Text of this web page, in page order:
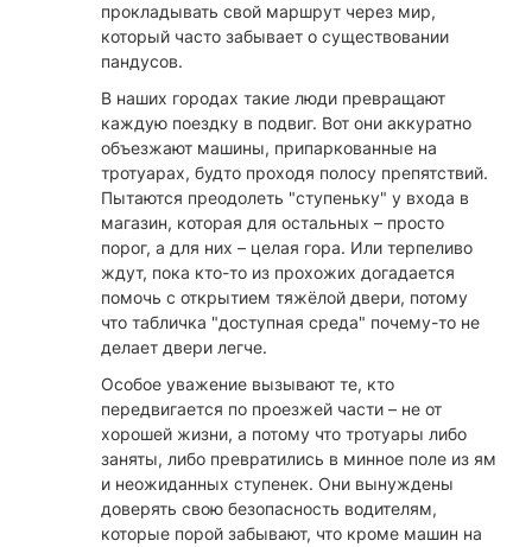
прокладывать свой маршрут через мир,
который часто забывает о существовании
пандусов.
В наших городах такие люди превращают
каждую поездку в подвиг. Вот они аккуратно
объезжают машины, припаркованные на
тротуарах, будто проходя полосу препятствий.
Пытаются преодолеть "ступеньку" у входа в
магазин, которая для остальных – просто
порог, а для них – целая гора. Или терпеливо
ждут, пока кто-то из прохожих догадается
помочь с открытием тяжёлой двери, потому
что табличка "доступная среда" почему-то не
делает двери легче.
Особое уважение вызывают те, кто
передвигается по проезжей части – не от
хорошей жизни, а потому что тротуары либо
заняты, либо превратились в минное поле из ям
и неожиданных ступенек. Они вынуждены
доверять свою безопасность водителям,
которые порой забывают, что кроме машин на